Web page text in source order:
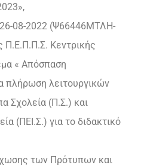
08-2022 (Ψ66446ΜΤΛΗ-
Κεντρικής
« Απόσπαση
πλήρωση λειτουργικών
Σχολεία (Π.Σ.) και
(ΠΕΙ.Σ.) για το διδακτικό
των Πρότυπων και